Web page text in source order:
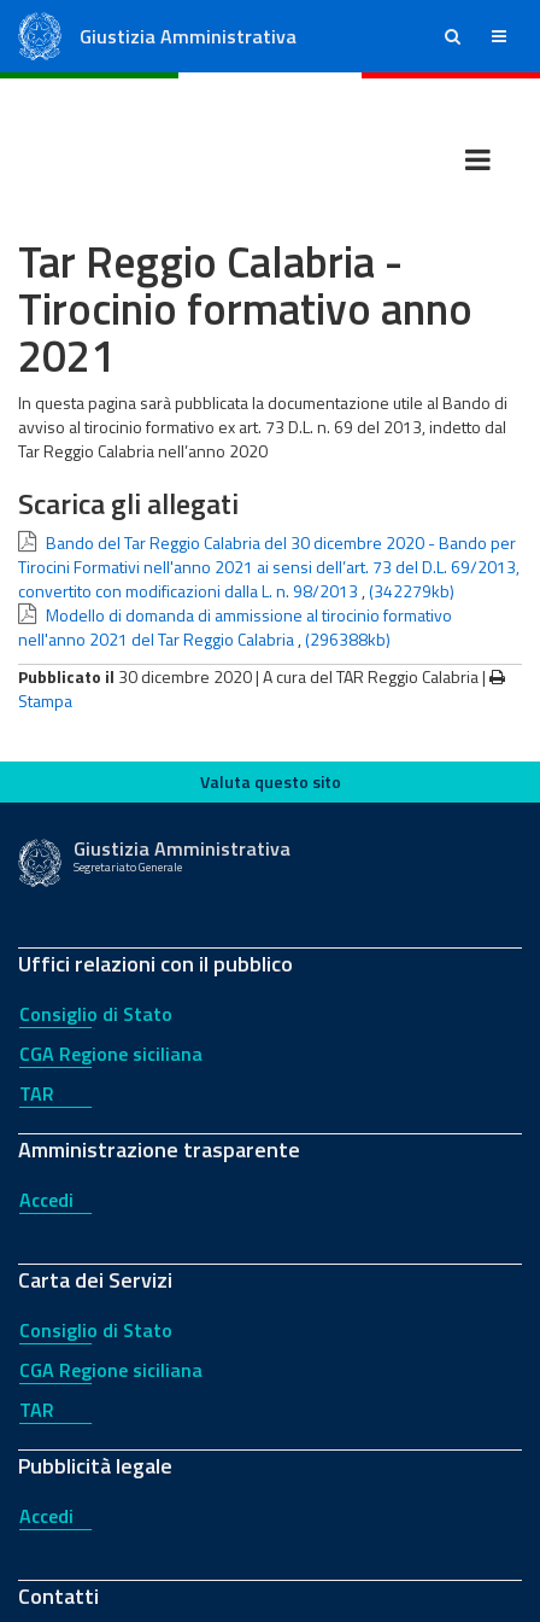
Giustizia Amministrativa ricerca menu
Tar Reggio Calabria -
Tirocinio formativo anno
2021
In questa pagina sarà pubblicata la documentazione utile al Bando di
avviso al tirocinio formativo ex art. 73 D.L. n. 69 del 2013, indetto dal
Tar Reggio Calabria nell’anno 2020
Scarica gli allegati
Bando del Tar Reggio Calabria del 30 dicembre 2020 - Bando per
Tirocini Formativi nell'anno 2021 ai sensi dell’art. 73 del D.L. 69/2013,
convertito con modificazioni dalla L. n. 98/2013 ,(342279kb)
Modello di domanda di ammissione al tirocinio formativo
nell'anno 2021 del Tar Reggio Calabria,(296388kb)
Pubblicato il 30 dicembre 2020 |A cura del TAR Reggio Calabria|
Stampa
Valuta questo sito
Valuta questo sito
Giustizia Amministrativa
Segretariato Generale
Uffici relazioni con il pubblico
Consiglio di Stato
CGA Regione siciliana
TAR
Amministrazione trasparente
Accedi
Carta dei Servizi
Consiglio di Stato
CGA Regione siciliana
TAR
Pubblicità legale
Accedi
Contatti